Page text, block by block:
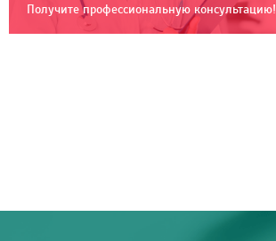
Получите профессиональную консультацию!